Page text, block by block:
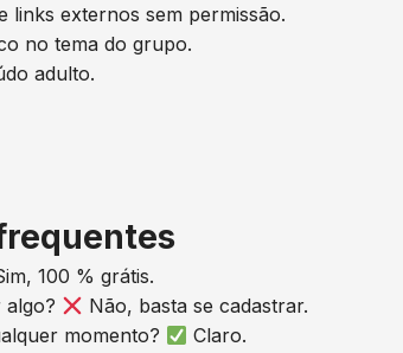
links externos sem permissão.
no tema do grupo.
adulto.
100 % grátis.
algo?
Não, basta se cadastrar.
momento?
Claro.